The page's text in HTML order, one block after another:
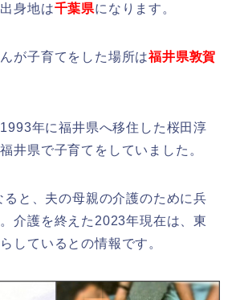
身地は千葉県になります。
が子育てをした場所は福井県敦賀
年に福井県へ移住した桜田淳
井県で子育てをしていました。
と、夫の母親の介護のために兵
介護を終えた2023年現在は、東
しているとの情報です。